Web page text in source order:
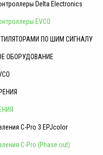
Delta Electronics
EVCO
ПО ШИМ СИГНАЛУ
ОБОРУДОВАНИЕ
C-Pro 3 EPJcolor
C-Pro (Phase out)